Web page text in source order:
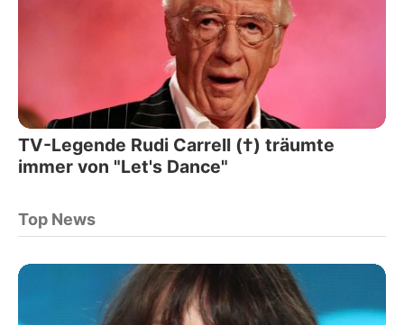
TV-Legende Rudi Carrell (†) träumte
immer von "Let's Dance"
Top News